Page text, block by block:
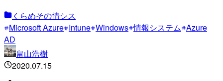
くらめその情シス
Microsoft Azure Intune Windows 情報システム Azure
AD
畠山浩樹
2020.07.15